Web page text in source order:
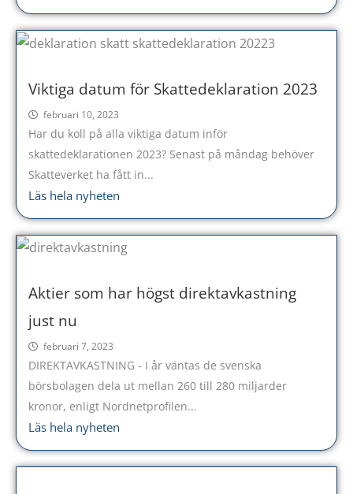
Viktiga datum för Skattedeklaration 2023
februari 10, 2023
Har du koll på alla viktiga datum inför
skattedeklarationen 2023? Senast på måndag behöver
Skatteverket ha fått in...
Läs hela nyheten
Aktier som har högst direktavkastning
just nu
februari 7, 2023
DIREKTAVKASTNING - I år väntas de svenska
börsbolagen dela ut mellan 260 till 280 miljarder
kronor, enligt Nordnetprofilen...
Läs hela nyheten